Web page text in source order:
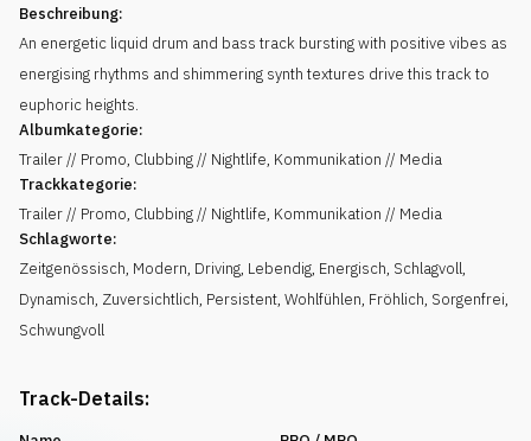
Beschreibung:
An energetic liquid drum and bass track bursting with positive vibes as
energising rhythms and shimmering synth textures drive this track to
euphoric heights.
Albumkategorie:
Trailer // Promo, Clubbing // Nightlife, Kommunikation // Media
Trackkategorie:
Trailer // Promo, Clubbing // Nightlife, Kommunikation // Media
Schlagworte:
Zeitgenössisch, Modern, Driving, Lebendig, Energisch, Schlagvoll,
Dynamisch, Zuversichtlich, Persistent, Wohlfühlen, Fröhlich, Sorgenfrei,
Schwungvoll
Track-Details: